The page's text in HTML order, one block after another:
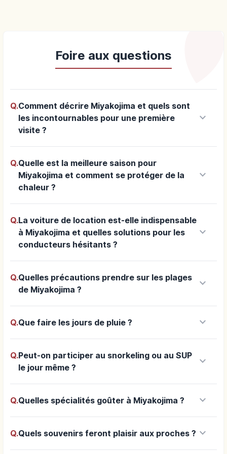
Foire aux questions
Q.Comment décrire Miyakojima et quels sont
les incontournables pour une première
visite ?
keyboard_arrow_down
Q.Quelle est la meilleure saison pour
Miyakojima et comment se protéger de la
chaleur ?
keyboard_arrow_down
Q.La voiture de location est-elle indispensable
à Miyakojima et quelles solutions pour les
conducteurs hésitants ?
keyboard_arrow_down
Q.Quelles précautions prendre sur les plages
de Miyakojima ?
keyboard_arrow_down
Q.Que faire les jours de pluie ? keyboard_arrow_down
Q.Peut-on participer au snorkeling ou au SUP
le jour même ?
keyboard_arrow_down
Q.Quelles spécialités goûter à Miyakojima ? keyboard_arrow_down
Q.Quels souvenirs feront plaisir aux proches ? keyboard_arrow_down